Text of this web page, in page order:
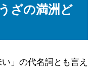
ざの満洲ど
」の代名詞とも言え